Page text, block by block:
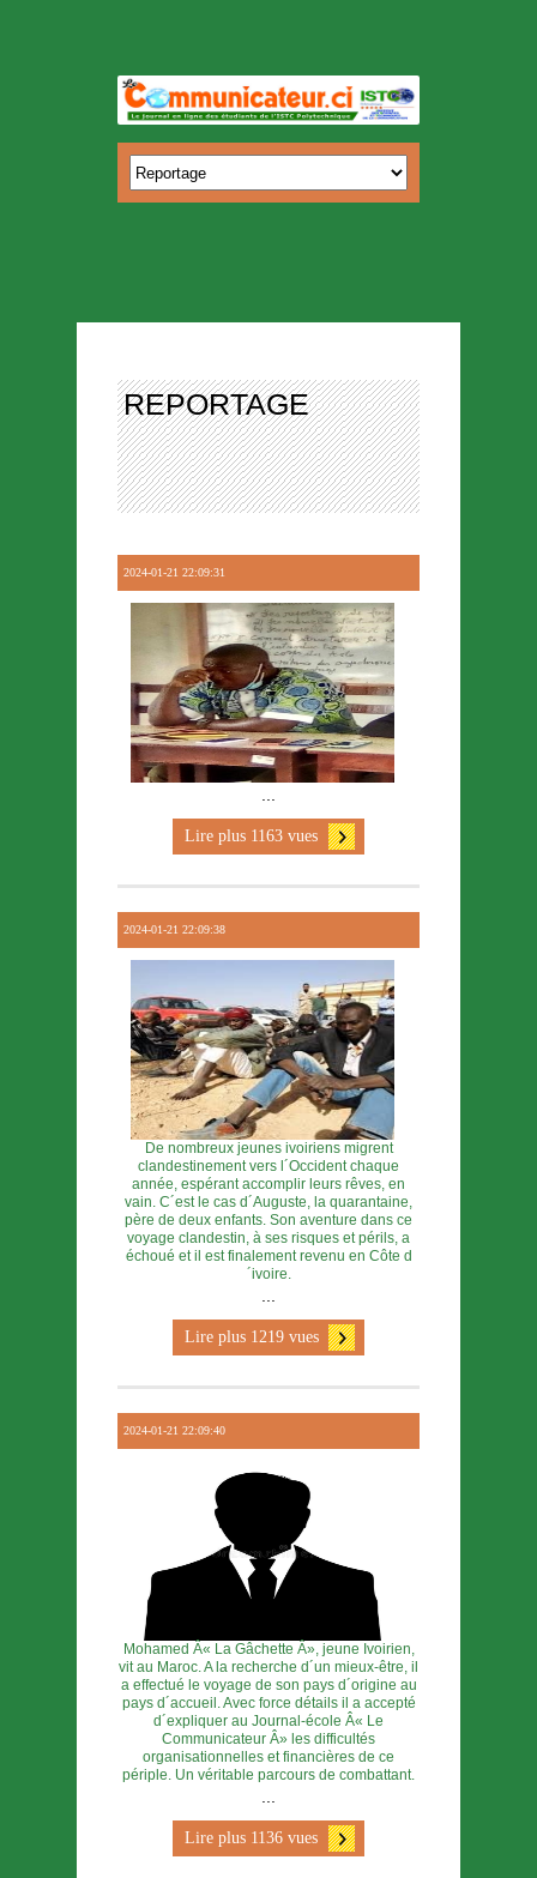
REPORTAGE
2024-01-21 22:09:31
...
Lire plus 1163 vues
2024-01-21 22:09:38
De nombreux jeunes ivoiriens migrent
clandestinement vers l´Occident chaque
année, espérant accomplir leurs rêves, en
vain. C´est le cas d´Auguste, la quarantaine,
père de deux enfants. Son aventure dans ce
voyage clandestin, à ses risques et périls, a
échoué et il est finalement revenu en Côte d
´ivoire.
...
Lire plus 1219 vues
2024-01-21 22:09:40
Mohamed Â« La Gâchette Â», jeune Ivoirien,
vit au Maroc. A la recherche d´un mieux-être, il
a effectué le voyage de son pays d´origine au
pays d´accueil. Avec force détails il a accepté
d´expliquer au Journal-école Â« Le
Communicateur Â» les difficultés
organisationnelles et financières de ce
périple. Un véritable parcours de combattant.
...
Lire plus 1136 vues